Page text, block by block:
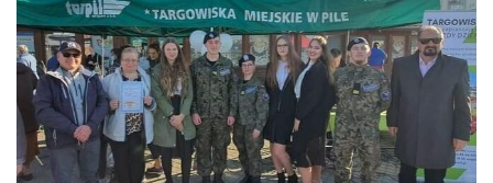
O nas
Oferta
LO SMS Talent